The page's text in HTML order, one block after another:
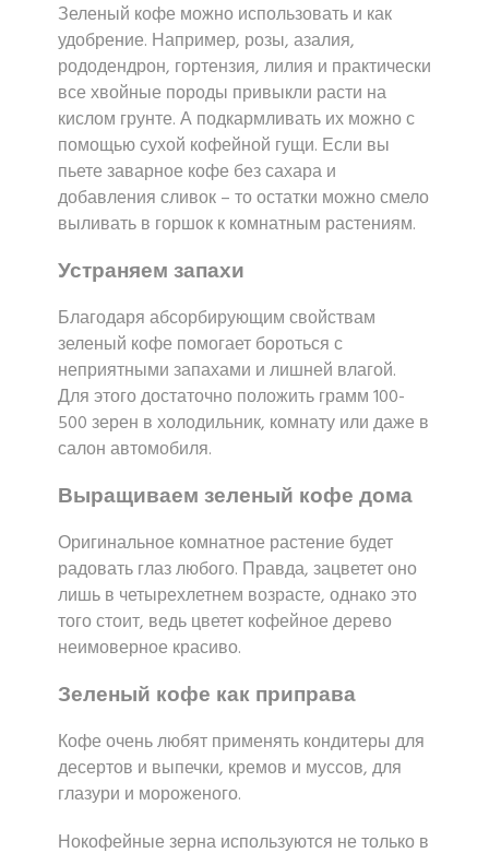
Зеленый кофе можно использовать и как
удобрение. Например, розы, азалия,
рододендрон, гортензия, лилия и практически
все хвойные породы привыкли расти на
кислом грунте. А подкармливать их можно с
помощью сухой кофейной гущи. Если вы
пьете заварное кофе без сахара и
добавления сливок – то остатки можно смело
выливать в горшок к комнатным растениям.
Устраняем запахи
Благодаря абсорбирующим свойствам
зеленый кофе помогает бороться с
неприятными запахами и лишней влагой.
Для этого достаточно положить грамм 100-
500 зерен в холодильник, комнату или даже в
салон автомобиля.
Выращиваем зеленый кофе дома
Оригинальное комнатное растение будет
радовать глаз любого. Правда, зацветет оно
лишь в четырехлетнем возрасте, однако это
того стоит, ведь цветет кофейное дерево
неимоверное красиво.
Зеленый кофе как приправа
Кофе очень любят применять кондитеры для
десертов и выпечки, кремов и муссов, для
глазури и мороженого.
Нокофейные зерна используются не только в